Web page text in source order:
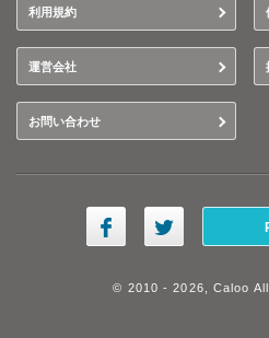
利用規約
運営会社
お問い合わせ
© 2010 - 2026, Caloo